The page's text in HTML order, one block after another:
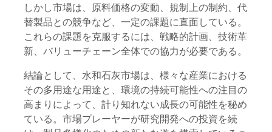
しかし市場は、原料価格の変動、規制上の制約、代
替製品との競争など、一定の課題に直面している。
これらの課題を克服するには、戦略的計画、技術革
新、バリューチェーン全体での協力が必要である。
結論として、水和石灰市場は、様々な産業における
その多用途な用途と、環境の持続可能性への注目の
高まりによって、計り知れない成長の可能性を秘め
ている。市場プレーヤーが研究開発への投資を続